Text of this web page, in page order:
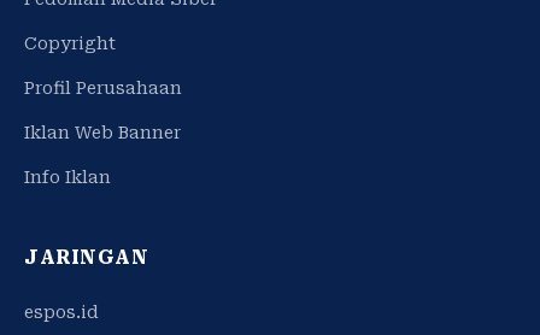
Copyright
Profil Perusahaan
Iklan Web Banner
Info Iklan
JARINGAN
espos.id